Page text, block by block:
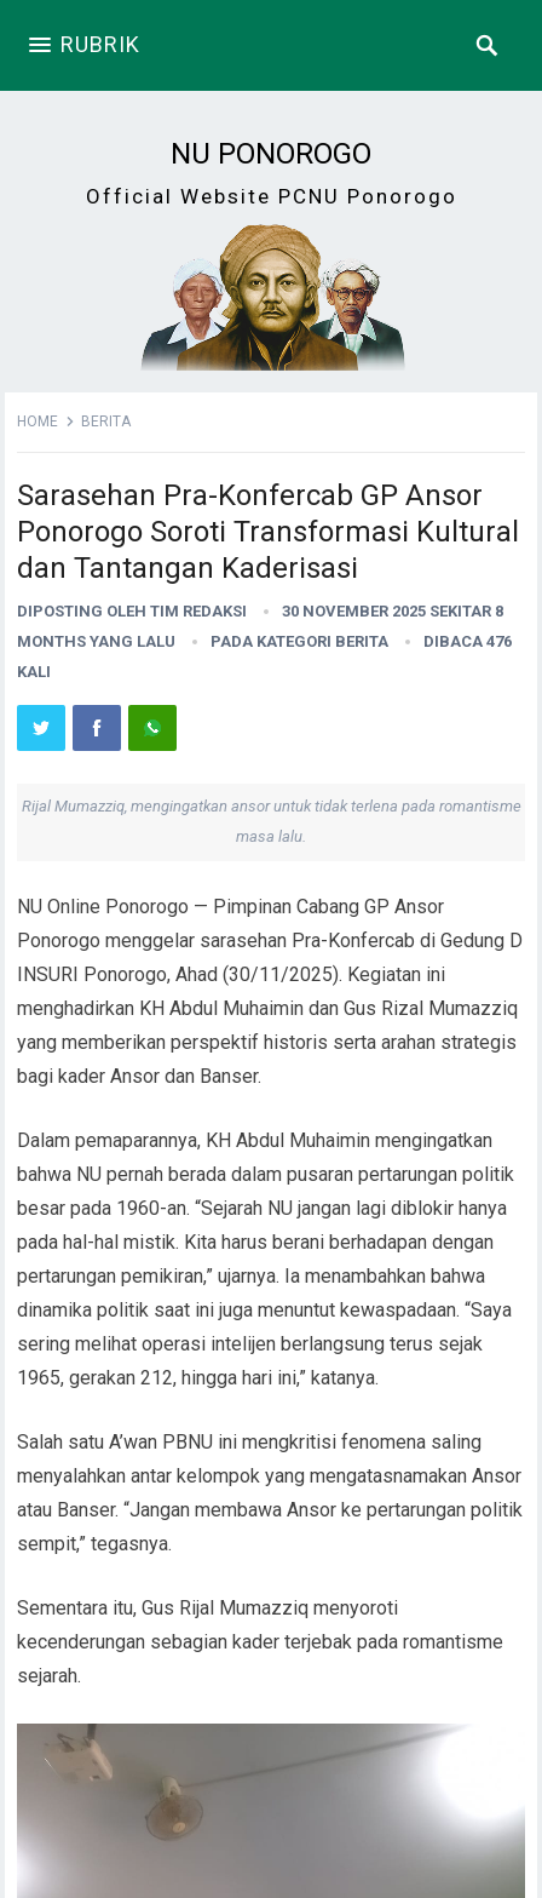
RUBRIK
NU PONOROGO
Official Website PCNU Ponorogo
HOME BERITA
Sarasehan Pra-Konfercab GP Ansor
Ponorogo Soroti Transformasi Kultural
dan Tantangan Kaderisasi
DIPOSTING OLEHTIM REDAKSI
30 NOVEMBER 2025 SEKITAR 8
MONTHS YANG LALU
PADA KATEGORI BERITA
DIBACA 476
KALI
Rijal Mumazziq, mengingatkan ansor untuk tidak terlena pada romantisme
masa lalu.
NU Online Ponorogo — Pimpinan Cabang GP Ansor
Ponorogo menggelar sarasehan Pra-Konfercab di Gedung D
INSURI Ponorogo, Ahad (30/11/2025). Kegiatan ini
menghadirkan KH Abdul Muhaimin dan Gus Rizal Mumazziq
yang memberikan perspektif historis serta arahan strategis
bagi kader Ansor dan Banser.
Dalam pemaparannya, KH Abdul Muhaimin mengingatkan
bahwa NU pernah berada dalam pusaran pertarungan politik
besar pada 1960-an. “Sejarah NU jangan lagi diblokir hanya
pada hal-hal mistik. Kita harus berani berhadapan dengan
pertarungan pemikiran,” ujarnya. Ia menambahkan bahwa
dinamika politik saat ini juga menuntut kewaspadaan. “Saya
sering melihat operasi intelijen berlangsung terus sejak
1965, gerakan 212, hingga hari ini,” katanya.
Salah satu A’wan PBNU ini mengkritisi fenomena saling
menyalahkan antar kelompok yang mengatasnamakan Ansor
atau Banser. “Jangan membawa Ansor ke pertarungan politik
sempit,” tegasnya.
Sementara itu, Gus Rijal Mumazziq menyoroti
kecenderungan sebagian kader terjebak pada romantisme
sejarah.